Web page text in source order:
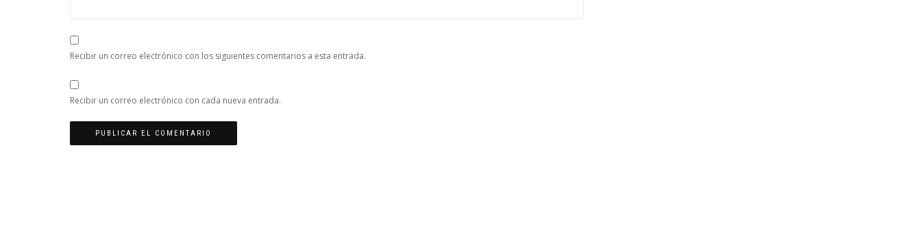
Recibir un correo electrónico con los siguientes comentarios a esta entrada.
Recibir un correo electrónico con cada nueva entrada.